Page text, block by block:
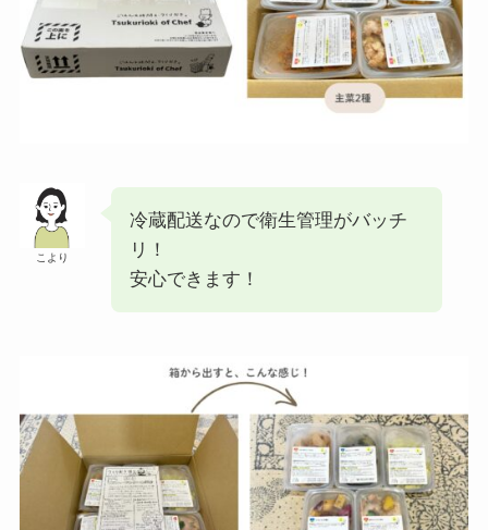
こより
冷蔵配送なので衛生管理がバッチ
リ！
安心できます！